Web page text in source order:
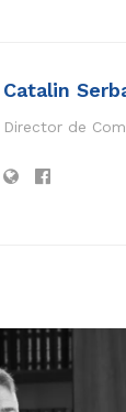
Catalin
Director de